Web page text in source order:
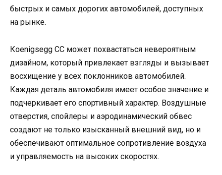
быстрых и самых дорогих автомобилей, доступных
на рынке.
Кoenigsegg CC может похвастаться невероятным
дизайном, который привлекает взгляды и вызывает
восхищение у всех поклонников автомобилей.
Каждая деталь автомобиля имеет особое значение и
подчеркивает его спортивный характер. Воздушные
отверстия, спойлеры и аэродинамический обвес
создают не только изысканный внешний вид, но и
обеспечивают оптимальное сопротивление воздуха
и управляемость на высоких скоростях.